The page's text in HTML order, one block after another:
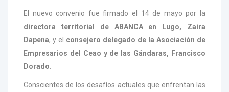
El nuevo convenio fue firmado el 14 de mayo por la
directora territorial de ABANCA en Lugo, Zaira
Dapena, y el consejero delegado de la Asociación de
Empresarios del Ceao y de las Gándaras, Francisco
Dorado.
Conscientes de los desafíos actuales que enfrentan las